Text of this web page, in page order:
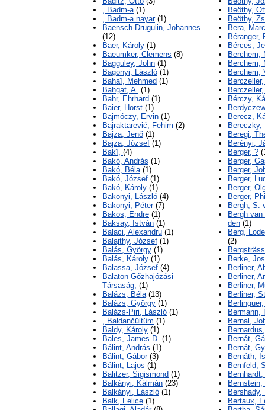
, Badm-a(1)
, Badm-a naγar(1)
Baensch-Drugulin, Johannes
(12)
Baer, Károly (1)
Baeumker, Clemens (8)
Bagguley, John (1)
Bagonyi, László (1)
Bahaî, Mehmed (1)
Bahgat, A. (1)
Bahr, Ehrhard (1)
Baier, Horst (1)
Bajmóczy, Ervin (1)
Bajraktarević, Fehim (2)
Bajza, Jenő (1)
Bajza, József (1)
Bakî, (4)
Bakó, András (1)
Bakó, Béla(1)
Bakó, József (1)
Bakó, Károly (1)
Bakonyi, László (4)
Bakonyi, Péter(7)
Bakos, Endre (1)
Baksay, István (1)
Balaci, Alexandru (1)
Balajthy, József (1)
Balás, György (1)
Balás, Károly (1)
Balassa, József (4)
Balaton Gőzhajózási
Társaság, (1)
Balázs, Béla(13)
Balázs, György (1)
Balázs-Piri, László (1)
, Baldančültüm (1)
Baldy, Károly (1)
Bales, James D. (1)
Bálint, András (1)
Bálint, Gábor(3)
Bálint, Lajos (1)
Balitzer, Sigismond (1)
Balkányi, Kálmán (23)
Balkányi, László (1)
Balk, Felice (1)
Beöthy,
Beöthy,
Bera,
Béranger,
Bérces,
Berchem,
Berchem,
Berchem,
Bérczy,
Berecz,
Bereczky,
Beregi,
Berényi,
Berger, ?
Berger,
Berger,
Berger,
Berger,
Berger,
Bergh, S.
Bergh
den (1)
Berg,
(2)
Berke,
Berliner,
Berliner,
Berliner,
Berliner,
Bermann,
Bernal,
Bernát,
Bernát,
Bernáth,
Bernfeld,
Bernhardt,
Bershady,
Bertaux,